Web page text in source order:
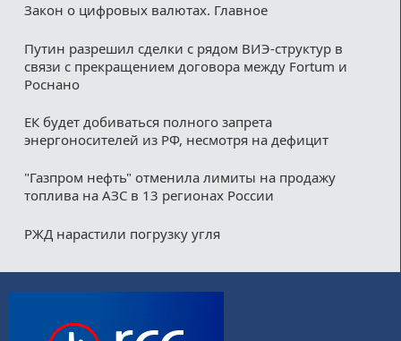
Закон о цифровых валютах. Главное
Путин разрешил сделки с рядом ВИЭ-структур в
связи с прекращением договора между Fortum и
Роснано
ЕК будет добиваться полного запрета
энергоносителей из РФ, несмотря на дефицит
"Газпром нефть" отменила лимиты на продажу
топлива на АЗС в 13 регионах России
РЖД нарастили погрузку угля